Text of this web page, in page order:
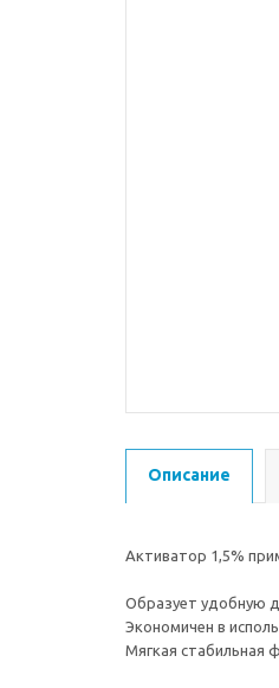
Описание
Активатор 1,5%
Образует удобную
Экономичен в
Мягкая стабильная